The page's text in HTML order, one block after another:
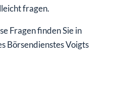
fragen.
Fragen finden Sie in
Börsendienstes Voigts